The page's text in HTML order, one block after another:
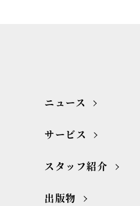
ニュース
サービス
スタッフ紹介
出版物